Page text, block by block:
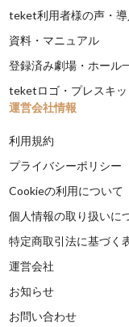
teket利用者様の声・導
資料・マニュアル
登録済み劇場・ホール
teketロゴ・プレスキッ
運営会社情報
利用規約
プライバシーポリシー
Cookieの利用について
個人情報の取り扱いに
特定商取引法に基づく
運営会社
お知らせ
お問い合わせ